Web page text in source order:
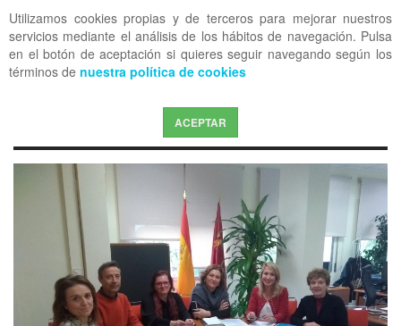
Utilizamos cookies propias y de terceros para mejorar nuestros
servicios mediante el análisis de los hábitos de navegación. Pulsa
en el botón de aceptación si quieres seguir navegando según los
términos de nuestra política de cookies
ACEPTAR
OFF CANVAS